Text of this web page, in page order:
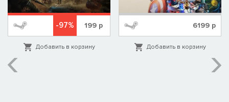
-97% 199р
Добавить в корзину
6199 р
Добавить в корзину